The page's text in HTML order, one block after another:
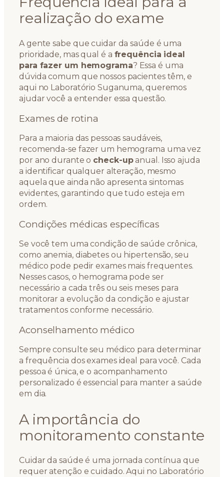
realização do exame
A gente sabe que cuidar da saúde é uma
prioridade, mas qual é a frequência ideal
para fazer um hemograma? Essa é uma
dúvida comum que nossos pacientes têm, e
aqui no Laboratório Suganuma, queremos
ajudar você a entender essa questão.
Exames de rotina
Para a maioria das pessoas saudáveis,
recomenda-se fazer um hemograma uma vez
por ano durante o check-upanual. Isso ajuda
a identificar qualquer alteração, mesmo
aquela que ainda não apresenta sintomas
evidentes, garantindo que tudo esteja em
ordem.
Condições médicas específicas
Se você tem uma condição de saúde crônica,
como anemia, diabetes ou hipertensão, seu
médico pode pedir exames mais frequentes.
Nesses casos, o hemograma pode ser
necessário a cada três ou seis meses para
monitorar a evolução da condição e ajustar
tratamentos conforme necessário.
Aconselhamento médico
Sempre consulte seu médico para determinar
a frequência dos exames ideal para você. Cada
pessoa é única, e o acompanhamento
personalizado é essencial para manter a saúde
em dia.
A importância do
monitoramento constante
Cuidar da saúde é uma jornada contínua que
requer atenção e cuidado. Aqui no Laboratório